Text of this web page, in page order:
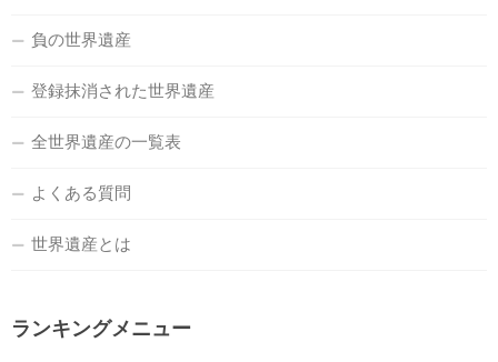
負の世界遺産
登録抹消された世界遺産
全世界遺産の一覧表
よくある質問
世界遺産とは
ランキングメニュー